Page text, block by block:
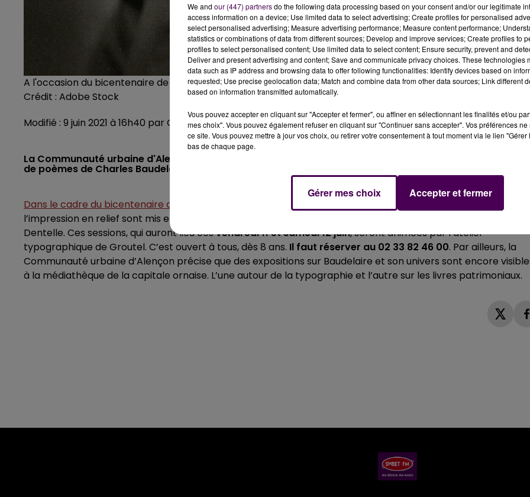
A l'occasion du bicentenaire de sa naissance, Charles Baudelaire est mis à l'honneur à Alençon
Crédit : Adobe Stock
Modifié : 9 juin 2021 à 16h40 par Clément Rohée
La Communauté urbaine d'Alençon propose des ateliers pour s'initier à l'impression en relief. Cela,
de poèmes de Charles Baudelaire.
Dans le cadre du bicentenaire de la naissance du poète Charles Baudelaire,
l’impression en relief sont mis en place à Alençon à la médiathèque Charles Aveline, dans la cour carrée de la
Dentelle. Ces sessions, qui auront lieu cesvendredi 11 et samedi 12 juin, seront animées par l’atelier
typographique de Groutel. C’est ouvert à tous, dès 8 ans. Il faut réserver au 02 33 82 46 00. Par ailleurs, la
Communauté urbaine d’Alençon précise que des expositions sur Baudelaire et son univers sont encore
à la médiathèque de la capitale ornaise. L’une autour de la typographie et l’autre sur les livres patrimoniaux.
We and our (447) partnersdo the following data processing based on your consent and/or our legitimate
access information on a device; Use limited data to select advertising; Create profiles for personalised
select personalised advertising; Measure advertising performance; Measure content performance;
statistics or combinations of data from different sources; Develop and improve services; Create profiles to
profiles to select personalised content; Use limited data to select content; Ensure security, prevent and
Deliver and present advertising and content; Save and communicate privacy choices. These technologies
data such as IP address and browsing data to offer following functionalities: Identify devices based on
requested; Use precise geolocation data; Match and combine data from other data sources; Link different
based on information transmitted automatically.
Vous pouvez accepter en cliquant sur "Accepter et fermer", ou affiner en sélectionnant les finalités et/ou
mes choix". Vous pouvez également refuser en cliquant sur "Continuer sans accepter". Vos préférences
ce site. Vous pouvez mettre à jour vos choix, ou retirer votre consentement à tout moment via le lien
bas de chaque page.
Gérer mes choix Accepter et fermer